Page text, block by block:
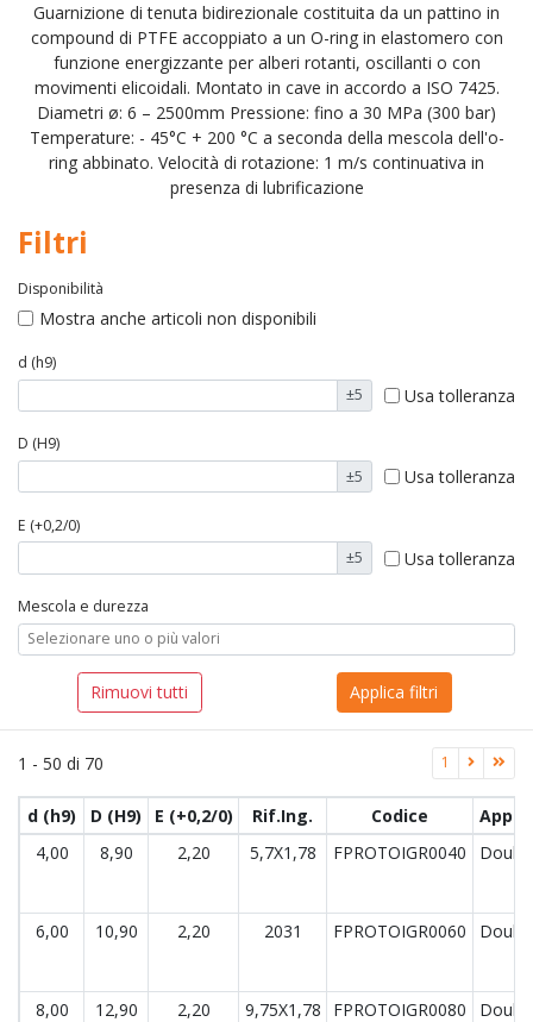
Filtri
Disponibilità
Mostra anche articoli non disponibili
d (h9)
±5
Usa tolleranza
D (H9)
±5
Usa tolleranza
E (+0,2/0)
±5
Usa tolleranza
Mescola e durezza
Guarnizione di tenuta bidirezionale costituita da un pattino in
compound di PTFE accoppiato a un O-ring in elastomero con
funzione energizzante per alberi rotanti, oscillanti o con
movimenti elicoidali. Montato in cave in accordo a ISO 7425.
Diametri ø: 6 – 2500mm Pressione: fino a 30 MPa (300 bar)
Temperature: - 45°C + 200 °C a seconda della mescola dell'o-
ring abbinato. Velocità di rotazione: 1 m/s continuativa in
presenza di lubrificazione
1 - 50 di 70 1
Lista dei risultati
d (h9) D (H9) E (+0,2/0) Rif.Ing. Codice
4,00
8,90 2,20 5,7X1,78 FPROTOIGR0040
6,00 10,90 2,20 2031 FPROTOIGR0060
8,00 12,90 2,20 9,75X1,78 FPROTOIGR0080